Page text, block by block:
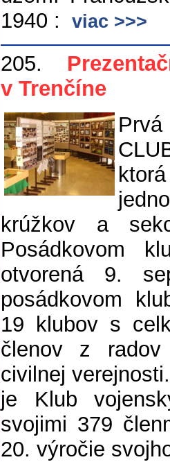
1940 :
viac >>>
205.
v Trenčíne
krúžkov a
Posádkovom
otvorená 9.
posádkovom
19 klubov s
členov z
civilnej
je Klub
svojimi 379
20. výročie